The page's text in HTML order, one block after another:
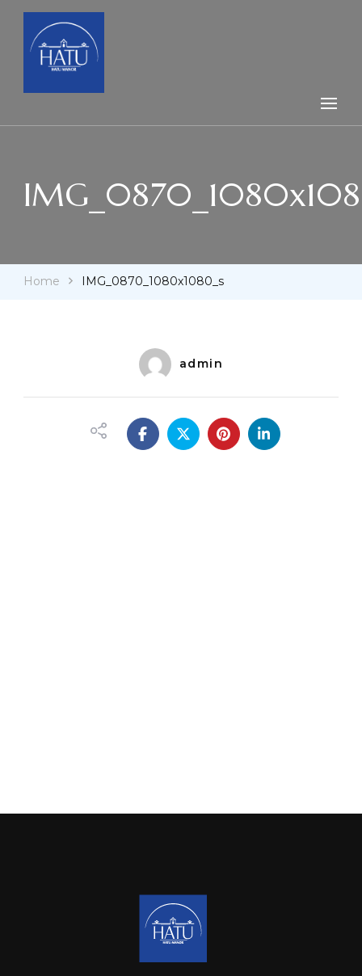
Hatu Manor
Hatu Mõis – koolitus- ja retriidikeskus
Home IMG_0870_1080x1080_s
admin